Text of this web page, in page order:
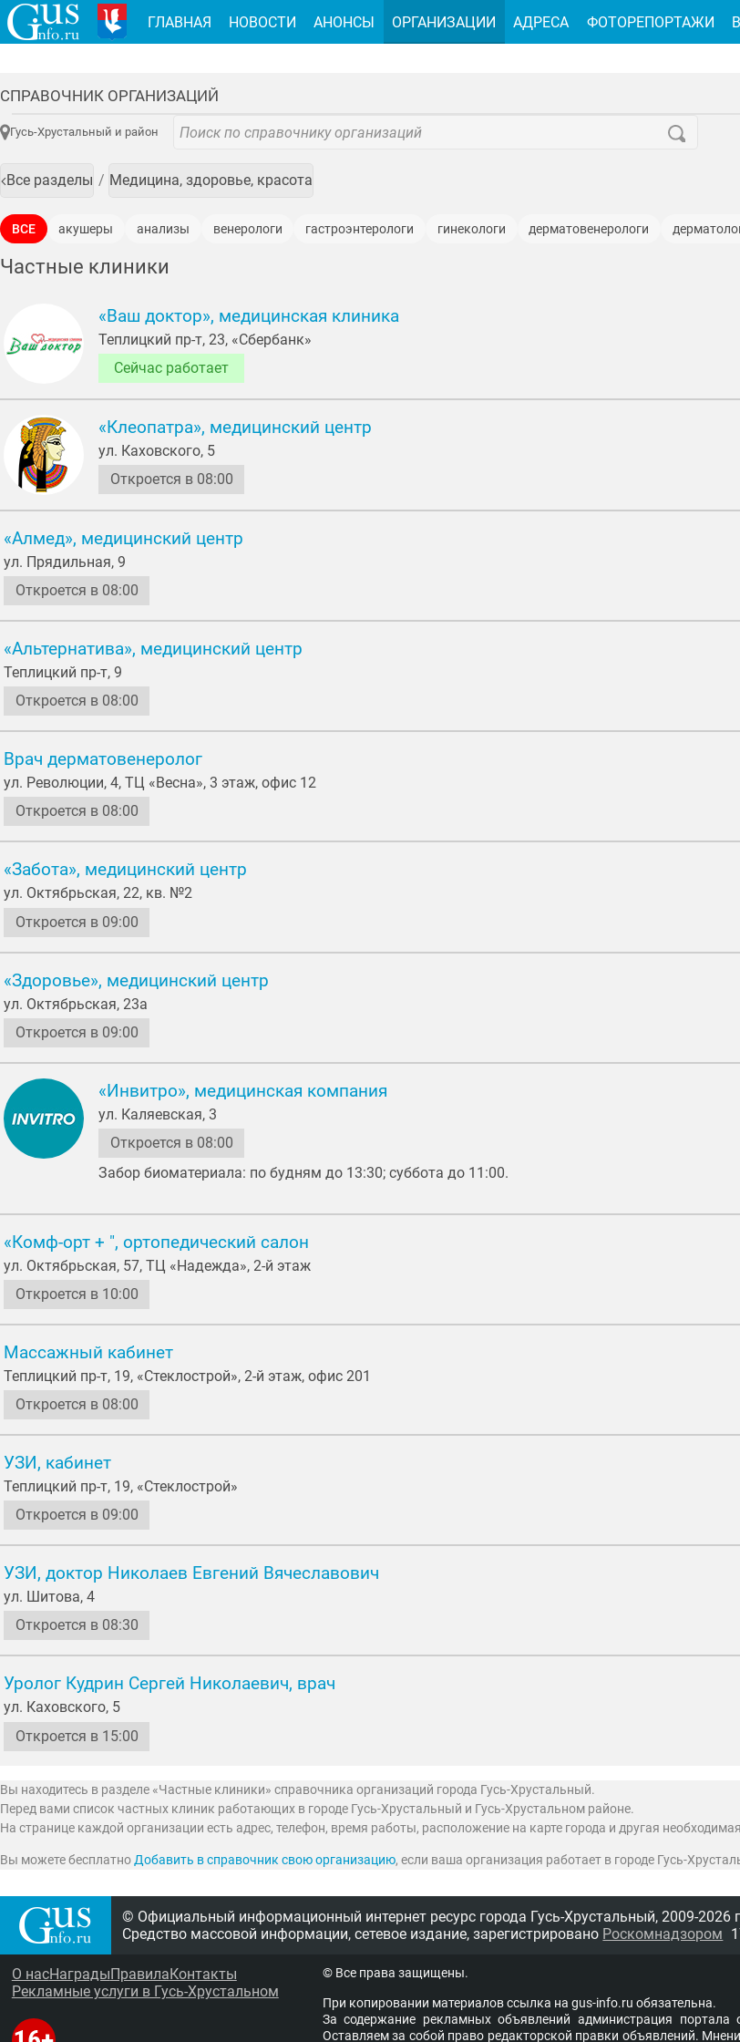
СПРАВОЧНИК ОРГАНИЗАЦИЙ
Гусь-Хрустальный и район
Все разделы Медицина, здоровье, красота
ВСЕ акушеры анализы венерологи гастроэнтерологи гинекологи дерматовенерологи
кардиологи
процедурные кабинеты психиатры психологи
физиотерапевты
флебологи флюорография
Частные клиники
«Ваш доктор», медицинская клиника
Теплицкий пр-т, 23, «Сбербанк»
Сейчас работает
«Клеопатра», медицинский центр
ул. Каховского, 5
Откроется в 08:00
«Алмед», медицинский центр
ул. Прядильная, 9
Откроется в 08:00
«Альтернатива», медицинский центр
Теплицкий пр-т, 9
Откроется в 08:00
Врач дерматовенеролог
ул. Революции, 4, ТЦ «Весна», 3 этаж, офис 12
Откроется в 08:00
«Забота», медицинский центр
ул. Октябрьская, 22, кв. №2
Откроется в 09:00
«Здоровье», медицинский центр
ул. Октябрьская, 23а
Откроется в 09:00
«Инвитро», медицинская компания
ул. Каляевская, 3
Откроется в 08:00
Забор биоматериала: по будням до 13:30; суббота до 11:00.
«Комф-орт + ", ортопедический салон
ул. Октябрьская, 57, ТЦ «Надежда», 2-й этаж
Откроется в 10:00
Массажный кабинет
Теплицкий пр-т, 19, «Стеклострой», 2-й этаж, офис 201
Откроется в 08:00
УЗИ, кабинет
Теплицкий пр-т, 19, «Стеклострой»
Откроется в 09:00
УЗИ, доктор Николаев Евгений Вячеславович
ул. Шитова, 4
Откроется в 08:30
Уролог Кудрин Сергей Николаевич, врач
ул. Каховского, 5
Откроется в 15:00
Вы находитесь в разделе «Частные клиники» справочника организаций города Гусь-Хрустальный.
Перед вами список частных клиник работающих в городе Гусь-Хрустальный и Гусь-Хрустальном районе.
На странице каждой организации есть адрес, телефон, время работы, расположение на карте города и другая
Вы можете бесплатноДобавить в справочник свою организацию, если ваша организация работает в городе Гусь-
ГЛАВНАЯ НОВОСТИ АНОНСЫ ОРГАНИЗАЦИИ АДРЕСА ФОТОРЕПОРТАЖИ
© Официальный информационный интернет ресурс города Гусь-Хрустальный, 2009-2026
Средство массовой информации, сетевое издание, зарегистрировано Роскомнадзором
О насНаграды Правила Контакты
Рекламные услуги в Гусь-Хрустальном
© Все права защищены.
При копировании материалов ссыл­ка на gus-info.ru обя­за­тель­на.
За содержание рекламных объявлений администра­ция пор­та­ла
Остав­ля­ем за со­бой пра­во ре­дак­тор­ской прав­ки объ­яв­ле­ний.